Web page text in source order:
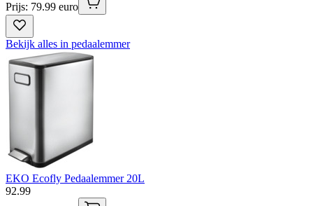
Prijs: 79.99 euro
Bekijk alles in pedaalemmer
EKO Ecofly Pedaalemmer 20L
92.99